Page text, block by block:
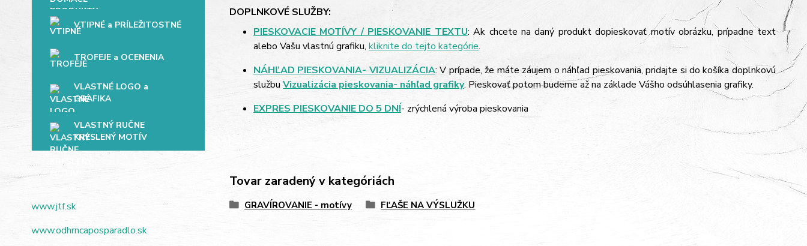
VTIPNÉ a PRÍLEŽITOSTNÉ
TROFEJE a OCENENIA
VLASTNÉ LOGO a
GRAFIKA
VLASTNÝ RUČNE
KRESLENÝ MOTÍV
www.jtf.sk
www.odhrncaposparadlo.sk
DOPLNKOVÉ SLUŽBY:
PIESKOVACIE MOTÍVY / PIESKOVANIE TEXTU: Ak chcete na daný produkt dopieskovať motív obrázku, prípadne text
alebo Vašu vlastnú grafiku, kliknite do tejto kategórie.
NÁHĽAD PIESKOVANIA- VIZUALIZÁCIA: V prípade, že máte záujem o náhľad pieskovania, pridajte si do košíka doplnkovú
službu Vizualizácia pieskovania- náhľad grafiky. Pieskovať potom budeme až na základe Vášho odsúhlasenia grafiky.
EXPRES PIESKOVANIE DO 5 DNÍ- zrýchlená výroba pieskovania
Tovar zaradený v kategóriách
GRAVÍROVANIE - motívy FĽAŠE NA VÝSLUŽKU